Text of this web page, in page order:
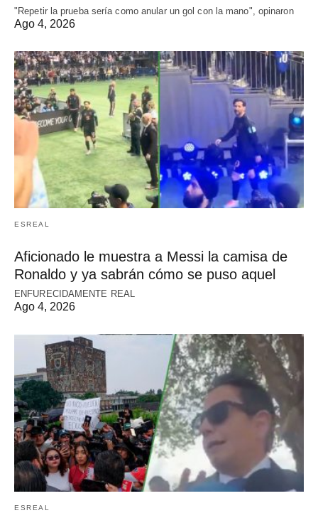
"Repetir la prueba sería como anular un gol con la mano", opinaron
Ago 4, 2026
ESREAL
Aficionado le muestra a Messi la camisa de
Ronaldo y ya sabrán cómo se puso aquel
ENFURECIDAMENTE REAL
Ago 4, 2026
ESREAL